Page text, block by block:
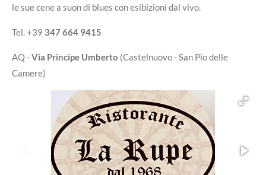
le sue cene a suon di blues con esibizioni dal vivo.
Tel. +39 347 664 9415
AQ -Via Principe Umberto (Castelnuovo - San Pio delle
Camere)